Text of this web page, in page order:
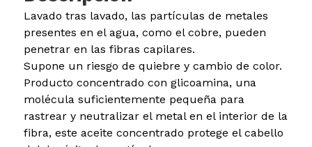
Lavado tras lavado, las partículas de metales
presentes en el agua, como el cobre, pueden
penetrar en las fibras capilares.
Supone un riesgo de quiebre y cambio de color.
Producto concentrado con glicoamina, una
molécula suficientemente pequeña para
rastrear y neutralizar el metal en el interior de la
fibra, este aceite concentrado protege el cabello